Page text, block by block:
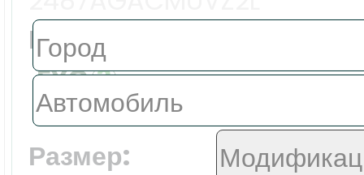
Производитель:
FYG
Размер: